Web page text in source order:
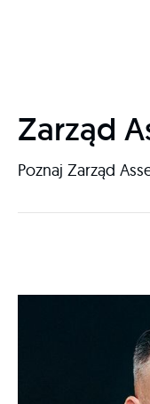
Zarząd
Poznaj Zarząd